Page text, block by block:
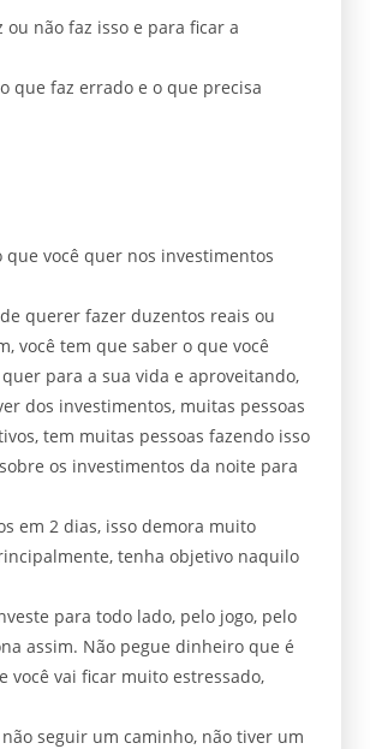
não faz isso e para ficar a
que faz errado e o que precisa
você quer nos investimentos
querer fazer duzentos reais ou
você tem que saber o que você
para a sua vida e aproveitando,
dos investimentos, muitas pessoas
tem muitas pessoas fazendo isso
os investimentos da noite para
em 2 dias, isso demora muito
tenha objetivo naquilo
para todo lado, pelo jogo, pelo
assim. Não pegue dinheiro que é
você vai ficar muito estressado,
seguir um caminho, não tiver um